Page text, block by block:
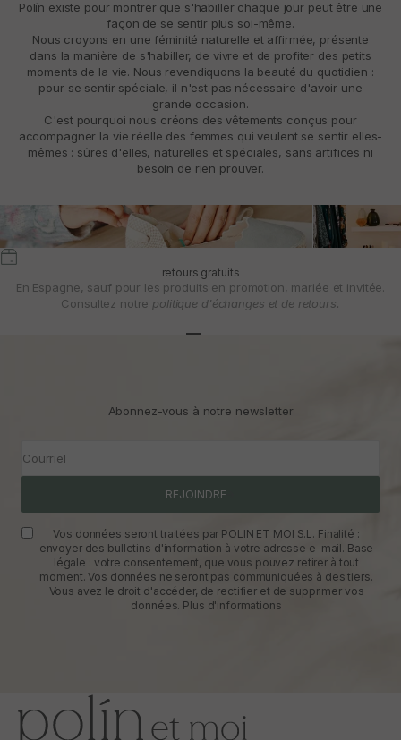
Polín existe pour montrer que s'habiller chaque jour peut être une
façon de se sentir plus soi-même.
Nous croyons en une féminité naturelle et affirmée, présente
dans la manière de s'habiller, de vivre et de profiter des petits
moments de la vie. Nous revendiquons la beauté du quotidien :
pour se sentir spéciale, il n'est pas nécessaire d'avoir une
grande occasion.
C'est pourquoi nous créons des vêtements conçus pour
accompagner la vie réelle des femmes qui veulent se sentir elles-
mêmes : sûres d'elles, naturelles et spéciales, sans artifices ni
besoin de rien prouver.
retours gratuits
En Espagne, sauf pour les produits en promotion, mariée et invitée.
Consultez notre politique d'échanges et de retours.
Abonnez-vous à notre newsletter
Courriel
REJOINDRE
Vos données seront traitées par POLIN ET MOI S.L. Finalité :
envoyer des bulletins d'information à votre adresse e-mail. Base
légale : votre consentement, que vous pouvez retirer à tout
moment. Vos données ne seront pas communiquées à des tiers.
Vous avez le droit d'accéder, de rectifier et de supprimer vos
données. Plus d'informations